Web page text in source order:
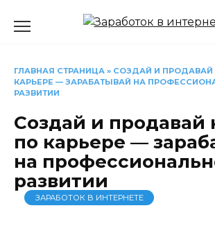
ГЛАВНАЯ СТРАНИЦА » СОЗДАЙ И ПРОДАВАЙ
КАРЬЕРЕ — ЗАРАБАТЫВАЙ НА
РАЗВИТИИ
Создай и продавай
по карьере —
на
развитии
ЗАРАБОТОК В ИНТЕРНЕТЕ